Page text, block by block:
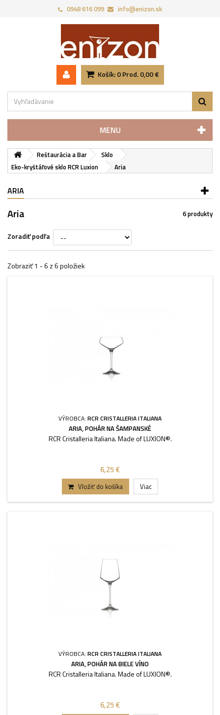
0948 616 099 info@enizon.sk
Košík: 0 Prod. 0,00 €
MENU
Reštaurácia a Bar
Sklo
Eko-kryštáľové sklo RCR Luxion
Aria
ARIA
Aria 6 produkty
Zoradiť podľa
Zobraziť 1 - 6 z 6 položiek
VÝROBCA: RCR CRISTALLERIA ITALIANA
ARIA, POHÁR NA ŠAMPANSKÉ
RCR Cristalleria Italiana. Made of LUXION®.
6,25 €
Vložiť do košíka Viac
VÝROBCA: RCR CRISTALLERIA ITALIANA
ARIA, POHÁR NA BIELE VÍNO
RCR Cristalleria Italiana. Made of LUXION®.
6,25 €